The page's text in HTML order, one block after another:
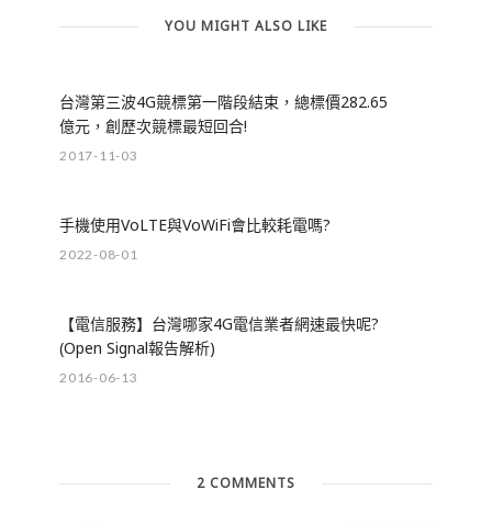
YOU MIGHT ALSO LIKE
台灣第三波4G競標第一階段結束，總標價282.65
億元，創歷次競標最短回合!
2017-11-03
手機使用VoLTE與VoWiFi會比較耗電嗎?
2022-08-01
【電信服務】台灣哪家4G電信業者網速最快呢?
(Open Signal報告解析)
2016-06-13
2 COMMENTS